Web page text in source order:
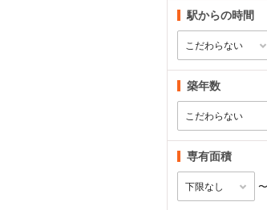
駅からの時間
築年数
専有面積
〜